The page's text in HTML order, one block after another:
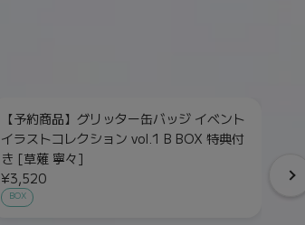
【予約商品】グリッター缶バッジ イベント
イラストコレクション vol.1 B BOX 特典付
き [草薙 寧々]
¥3,520
BOX
単